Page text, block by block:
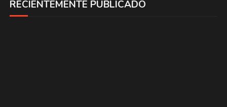
RECIENTEMENTE PUBLICADO